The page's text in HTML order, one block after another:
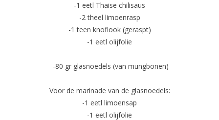
-1 eetl Thaise chilisaus
-2 theel limoenrasp
-1 teen knoflook (geraspt)
-1 eetl olijfolie
-80 gr glasnoedels (van mungbonen)
Voor de marinade van de glasnoedels:
-1 eetl limoensap
-1 eetl olijfolie